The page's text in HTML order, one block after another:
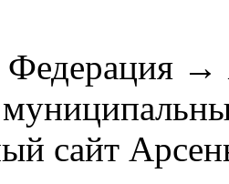
Федерация
сайт